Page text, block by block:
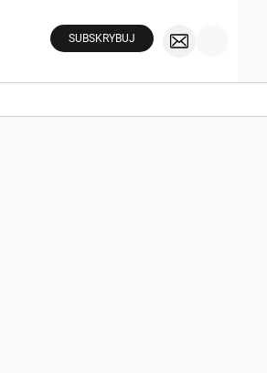
SUBSKRYBUJ